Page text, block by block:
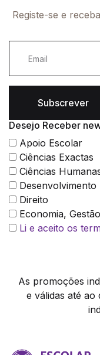
Registe-se e
Subscrever
Desejo Receber
Apoio Escolar
Ciências Exactas
Ciências
Desenvolvimento
Direito
Economia,
Li e aceito os
As promoções
e válidas até ao